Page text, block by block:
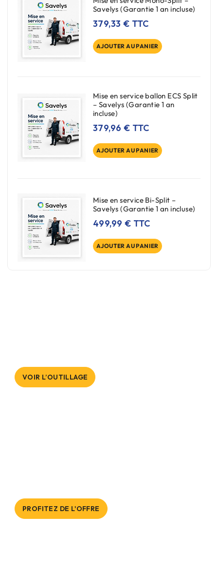
Savelys (Garantie 1 an incluse)
379,33 € TTC
AJOUTER AU PANIER
Mise en service ballon ECS Split
– Savelys (Garantie 1 an
incluse)
379,96 € TTC
AJOUTER AU PANIER
Mise en service Bi-Split –
Savelys (Garantie 1 an incluse)
499,99 € TTC
AJOUTER AU PANIER
VOIR L’OUTILLAGE
PROFITEZ DE L'OFFRE